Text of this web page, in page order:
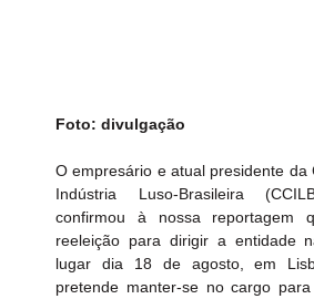
Foto: divulgação
O empresário e atual presidente da
Indústria Luso-Brasileira
confirmou à nossa reportagem
reeleição para dirigir a entidade
lugar dia 18 de agosto, em
pretende manter-se no cargo